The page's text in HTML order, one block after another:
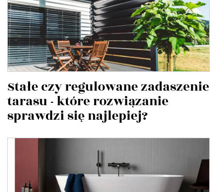
Stałe czy regulowane zadaszenie
tarasu - które rozwiązanie
sprawdzi się najlepiej?